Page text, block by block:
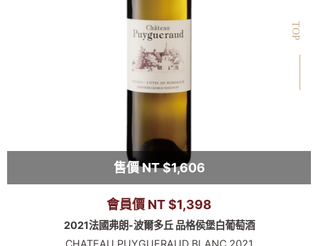
售價 NT $1,606
會員價 NT $1,398
2021法國弗朗-波爾多丘 品格侯堡白葡萄酒
CHATEAU PUYGUERAUD BLANC 2021
TOP